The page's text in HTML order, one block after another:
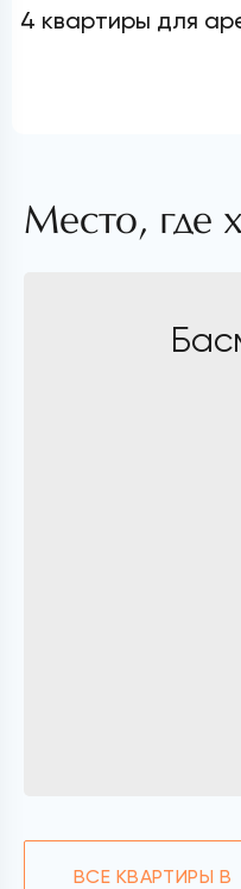
4 квартиры для
Место, где
ВСЕ КВАРТИРЫ В